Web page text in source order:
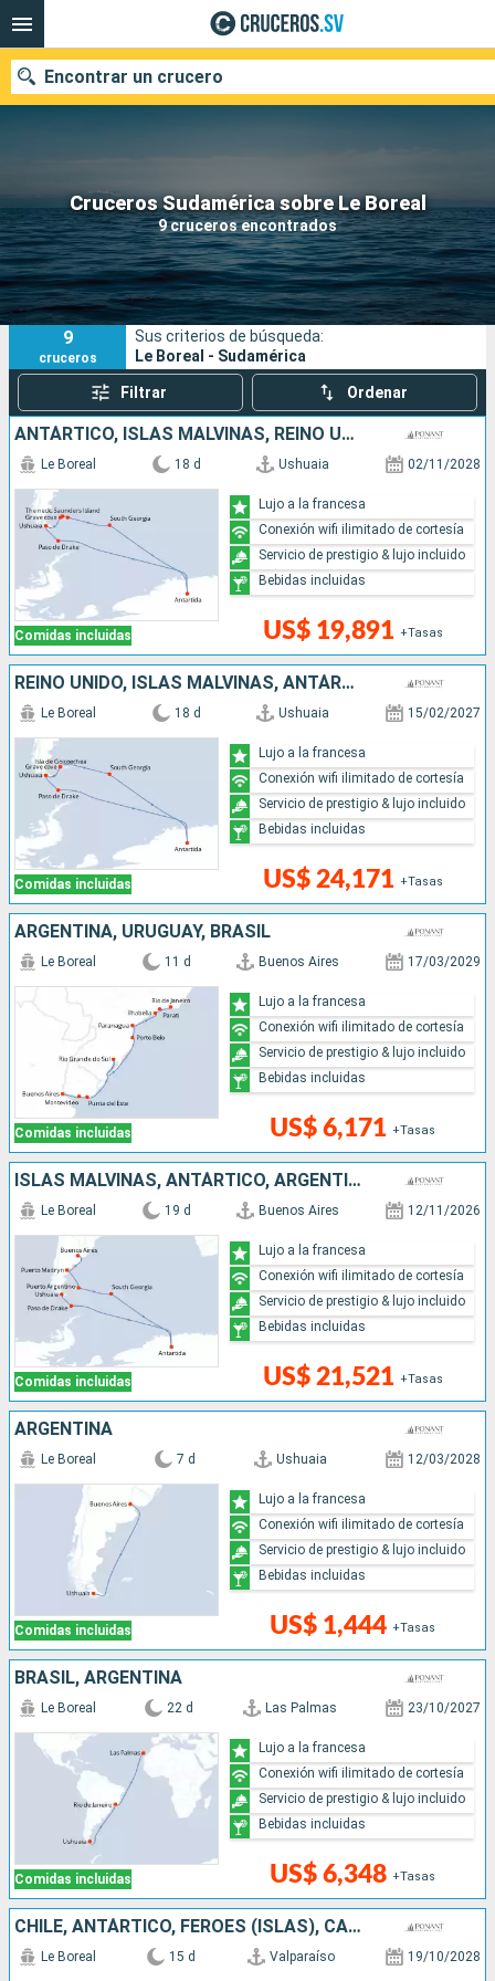
Cruceros Sudamérica sobre Le Boreal
9 cruceros encontrados
Encontrar un crucero
Nuestros destinos
Fecha de salida
Puertos Compañías
Buscar
9
cruceros
Sus criterios de búsqueda:
Le Boreal - Sudamérica
Filtrar Ordenar
ANTÁRTICO, ISLAS MALVINAS, REINO UNIDO, ARGENTINA
Comidas incluidas
Le Boreal 18 d Ushuaia 02/11/2028
US$ 19,891 +Tasas
Lujo a la francesa
Conexión wifi ilimitado de cortesía
Servicio de prestigio & lujo incluido
Bebidas incluidas
REINO UNIDO, ISLAS MALVINAS, ANTÁRTICO, ARGENTINA
Comidas incluidas
Le Boreal 18 d Ushuaia 15/02/2027
US$ 24,171 +Tasas
Lujo a la francesa
Conexión wifi ilimitado de cortesía
Servicio de prestigio & lujo incluido
Bebidas incluidas
ARGENTINA, URUGUAY, BRASIL
Comidas incluidas
Le Boreal 11 d Buenos Aires 17/03/2029
US$ 6,171 +Tasas
Lujo a la francesa
Conexión wifi ilimitado de cortesía
Servicio de prestigio & lujo incluido
Bebidas incluidas
ISLAS MALVINAS, ANTÁRTICO, ARGENTINA
Comidas incluidas
Le Boreal 19 d Buenos Aires 12/11/2026
US$ 21,521 +Tasas
Lujo a la francesa
Conexión wifi ilimitado de cortesía
Servicio de prestigio & lujo incluido
Bebidas incluidas
ARGENTINA
Comidas incluidas
Le Boreal 7 d Ushuaia 12/03/2028
US$ 1,444 +Tasas
Lujo a la francesa
Conexión wifi ilimitado de cortesía
Servicio de prestigio & lujo incluido
Bebidas incluidas
BRASIL, ARGENTINA
Comidas incluidas
Le Boreal 22 d Las Palmas 23/10/2027
US$ 6,348 +Tasas
Lujo a la francesa
Conexión wifi ilimitado de cortesía
Servicio de prestigio & lujo incluido
Bebidas incluidas
CHILE, ANTÁRTICO, FÉROES (ISLAS), CANADÁ, ARGENTINA, DINAMARCA
Le Boreal 15 d Valparaíso 19/10/2028